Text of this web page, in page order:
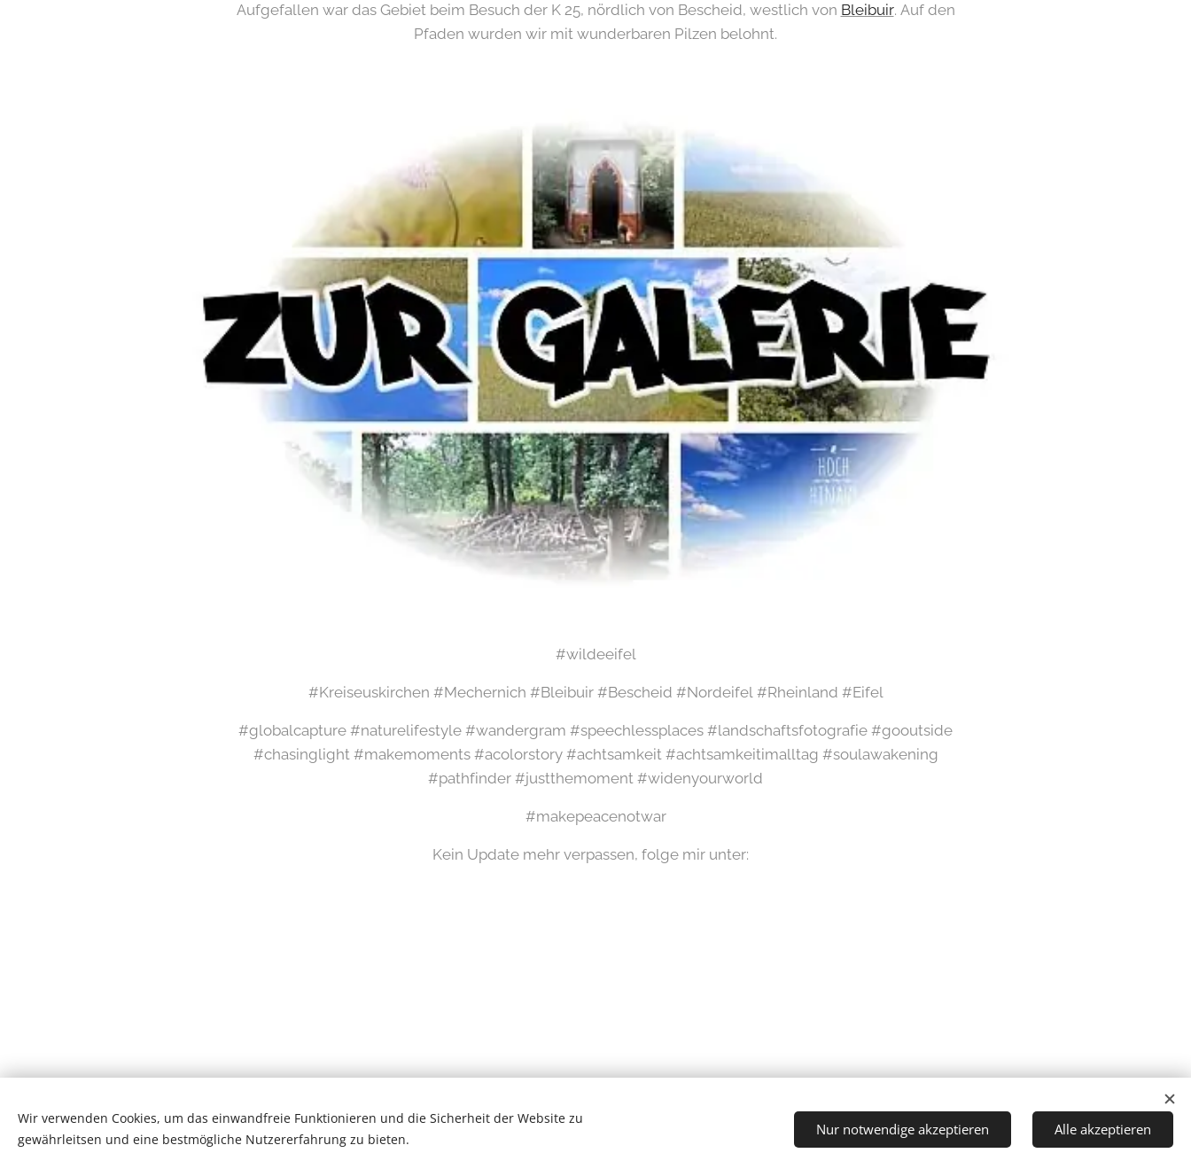
Aufgefallen war das Gebiet beim Besuch der K 25, nördlich von Bescheid, westlich von Bleibuir. Auf den
Pfaden wurden wir mit wunderbaren Pilzen belohnt.
#wildeeifel
#Kreiseuskirchen #Mechernich #Bleibuir #Bescheid #Nordeifel #Rheinland #Eifel
#globalcapture #naturelifestyle #wandergram #speechlessplaces #landschaftsfotografie #gooutside
#chasinglight #makemoments #acolorstory #achtsamkeit #achtsamkeitimalltag #soulawakening
#pathfinder #justthemoment #widenyourworld
#makepeacenotwar
Kein Update mehr verpassen, folge mir unter:
Wilde Eifel © 2026
Wir verwenden Cookies, um das einwandfreie Funktionieren und die Sicherheit der Website zu
gewährleitsen und eine bestmögliche Nutzererfahrung zu bieten.
Nur notwendige akzeptieren Alle akzeptieren